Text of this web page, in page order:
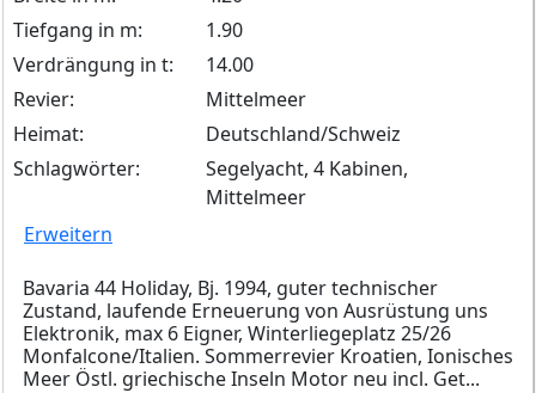
Tiefgang in m:
1.90
Verdrängung in t:
14.00
Revier:
Mittelmeer
Heimat:
Deutschland/Schweiz
Schlagwörter:
Segelyacht, 4 Kabinen,
Mittelmeer
Erweitern
Bavaria 44 Holiday, Bj. 1994, guter technischer
Zustand, laufende Erneuerung von Ausrüstung uns
Elektronik, max 6 Eigner, Winterliegeplatz 25/26
Monfalcone/Italien. Sommerrevier Kroatien, Ionisches
Meer Östl. griechische Inseln Motor neu incl. Get...